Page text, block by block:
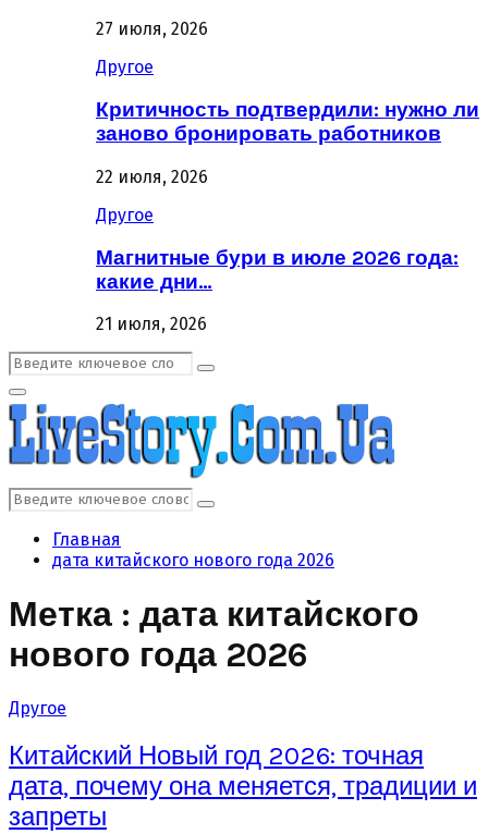
27 июля, 2026
Другое
Критичность подтвердили: нужно ли
заново бронировать работников
22 июля, 2026
Другое
Магнитные бури в июле 2026 года:
какие дни…
21 июля, 2026
Поиск:
Поиск
Первичное
Меню
Поиск:
Поиск
Главная
дата китайского нового года 2026
Метка : дата китайского
нового года 2026
Другое
Китайский Новый год 2026: точная
дата, почему она меняется, традиции и
запреты